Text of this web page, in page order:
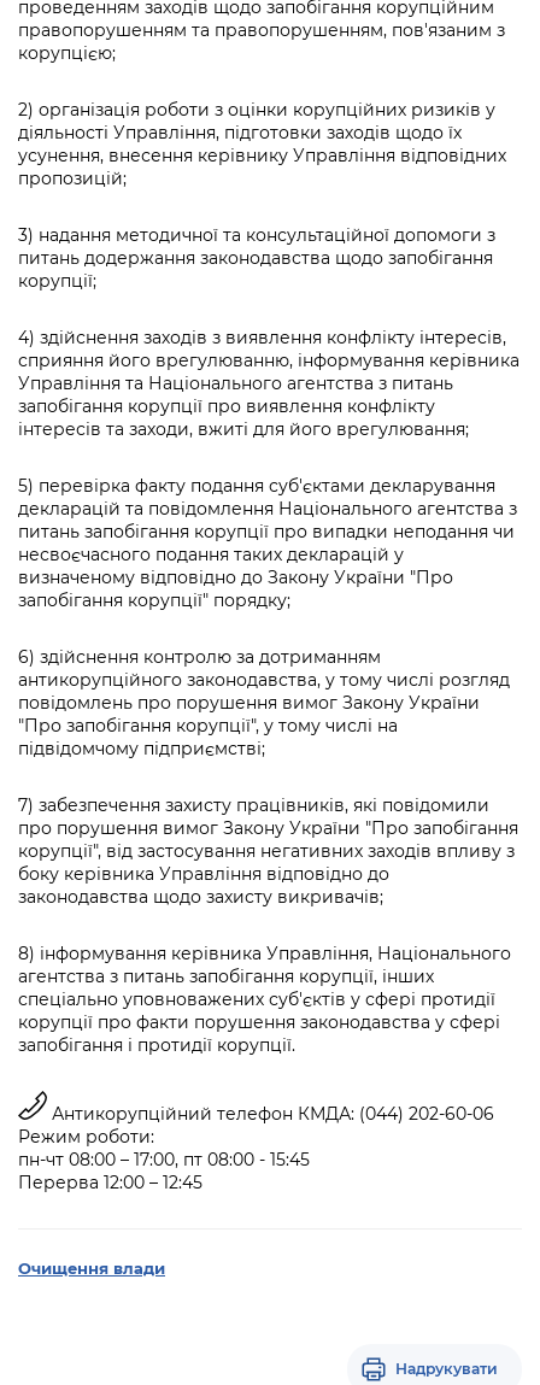
проведенням заходів щодо запобігання корупційним
правопорушенням та правопорушенням, пов'язаним з
корупцією;
2) організація роботи з оцінки корупційних ризиків у
діяльності Управління, підготовки заходів щодо їх
усунення, внесення керівнику Управління відповідних
пропозицій;
3) надання методичної та консультаційної допомоги з
питань додержання законодавства щодо запобігання
корупції;
4) здійснення заходів з виявлення конфлікту інтересів,
сприяння його врегулюванню, інформування керівника
Управління та Національного агентства з питань
запобігання корупції про виявлення конфлікту
інтересів та заходи, вжиті для його врегулювання;
5) перевірка факту подання суб'єктами декларування
декларацій та повідомлення Національного агентства з
питань запобігання корупції про випадки неподання чи
несвоєчасного подання таких декларацій у
визначеному відповідно до Закону України "Про
запобігання корупції" порядку;
6) здійснення контролю за дотриманням
антикорупційного законодавства, у тому числі розгляд
повідомлень про порушення вимог Закону України
"Про запобігання корупції", у тому числі на
підвідомчому підприємстві;
7) забезпечення захисту працівників, які повідомили
про порушення вимог Закону України "Про запобігання
корупції", від застосування негативних заходів впливу з
боку керівника Управління відповідно до
законодавства щодо захисту викривачів;
8) інформування керівника Управління, Національного
агентства з питань запобігання корупції, інших
спеціально уповноважених суб'єктів у сфері протидії
корупції про факти порушення законодавства у сфері
запобігання і протидії корупції.
Антикорупційний телефон КМДА: (044) 202-60-06
Режим роботи:
пн-чт 08:00 – 17:00, пт 08:00 - 15:45
Перерва 12:00 – 12:45
Очищення влади
Надрукувати